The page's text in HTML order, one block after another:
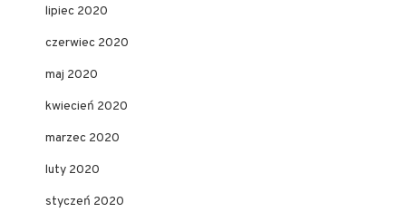
lipiec 2020
czerwiec 2020
maj 2020
kwiecień 2020
marzec 2020
luty 2020
styczeń 2020